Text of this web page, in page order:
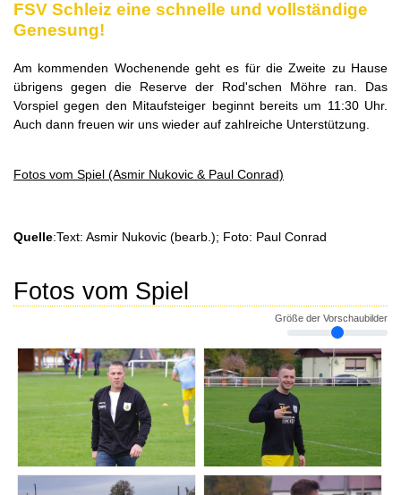
FSV Schleiz eine schnelle und vollständige
Genesung!
Am kommenden Wochenende geht es für die Zweite zu Hause
übrigens gegen die Reserve der Rod'schen Möhre ran. Das
Vorspiel gegen den Mitaufsteiger beginnt bereits um 11:30 Uhr.
Auch dann freuen wir uns wieder auf zahlreiche Unterstützung.
Fotos vom Spiel (Asmir Nukovic & Paul Conrad)
Quelle:Text: Asmir Nukovic (bearb.); Foto: Paul Conrad
Fotos vom Spiel
Größe der Vorschaubilder